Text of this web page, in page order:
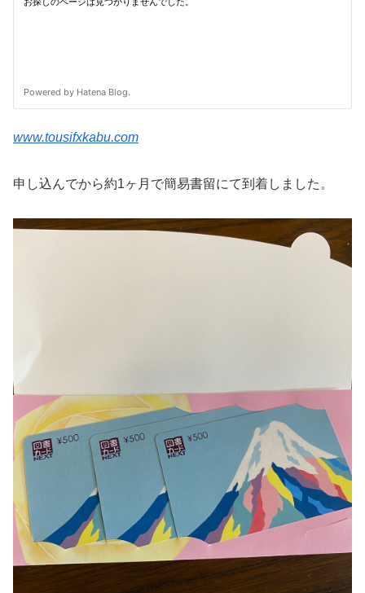
www.tousifxkabu.com
申し込んでから約1ヶ月で簡易書留にて到着しました。